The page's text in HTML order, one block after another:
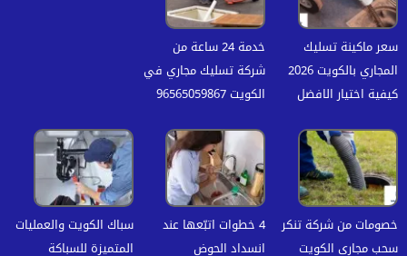
سعر ماكينة تسليك
المجاري بالكويت 2026
كيفية اختيار الافضل
خدمة 24 ساعة من
شركة تسليك مجاري في
الكويت 96565059867
خصومات من شركة تنكر
سحب مجاري الكويت
4 خطوات اتبّعها عند
انسداد الحوض
سباك الكويت والعمليات
المتميزة للسباكة